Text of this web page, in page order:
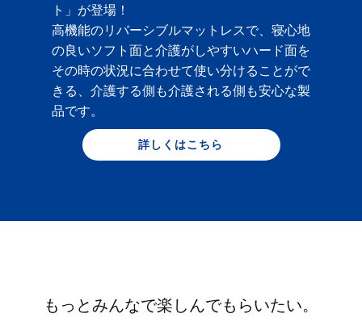
ト」が登場！
高機能のリバーシブルマットレスで、寝心地
の良いソフト面と介護がしやすいハード面を
その時の状況に合わせて使い分けることがで
きる、介護する側も介護される側も安心な製
品です。
詳しくはこちら
もっとみんなで楽しんでもらいたい。